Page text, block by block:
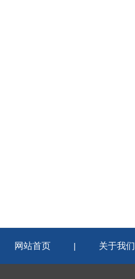
网站首页 | 关于我们